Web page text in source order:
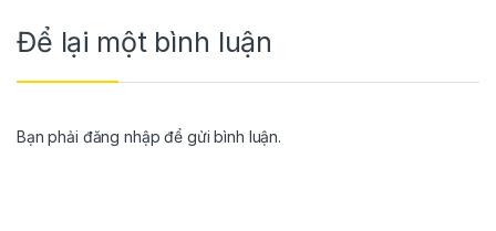
Để lại một bình luận
Bạn phải đăng nhập để gửi bình luận.